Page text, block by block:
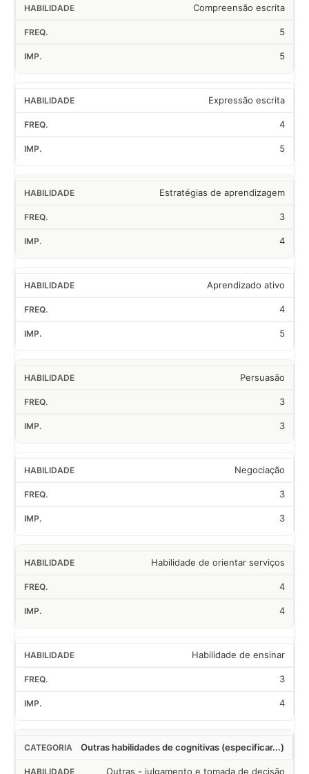
Compreensão escrita
5
5
Expressão escrita
4
5
Estratégias de aprendizagem
3
4
Aprendizado ativo
4
5
Persuasão
3
3
Negociação
3
3
Habilidade de orientar serviços
4
4
Habilidade de ensinar
3
4
Outras habilidades de cognitivas (especificar...)
Outras - julgamento e tomada de decisão